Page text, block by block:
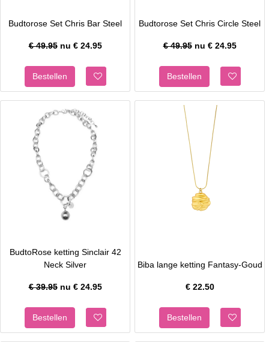
Budtorose Set Chris Bar Steel
€ 49.95nu € 24.95
Budtorose Set Chris Circle Steel
€ 49.95nu € 24.95
BudtoRose ketting Sinclair 42
Neck Silver
€ 39.95nu € 24.95
Biba lange ketting Fantasy-Goud
€ 22.50